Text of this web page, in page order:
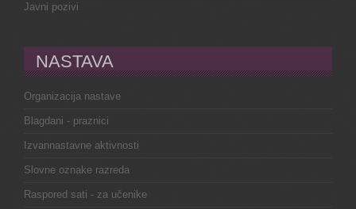
Javni pozivi
NASTAVA
Organizacija nastave
Blagdani - praznici
Izvannastavne aktivnosti
Slovne oznake razreda
Raspored sati - za učenike